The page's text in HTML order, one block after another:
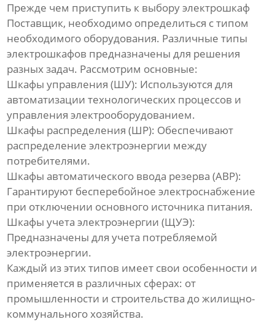
Прежде чем приступить к выборуэлектрошкаф
Поставщик, необходимо определиться с типом
необходимого оборудования. Различные типы
электрошкафов предназначены для решения
разных задач. Рассмотрим основные:
Шкафы управления (ШУ): Используются для
автоматизации технологических процессов и
управления электрооборудованием.
Шкафы распределения (ШР): Обеспечивают
распределение электроэнергии между
потребителями.
Шкафы автоматического ввода резерва (АВР):
Гарантируют бесперебойное электроснабжение
при отключении основного источника питания.
Шкафы учета электроэнергии (ЩУЭ):
Предназначены для учета потребляемой
электроэнергии.
Каждый из этих типов имеет свои особенности и
применяется в различных сферах: от
промышленности и строительства до жилищно-
коммунального хозяйства.